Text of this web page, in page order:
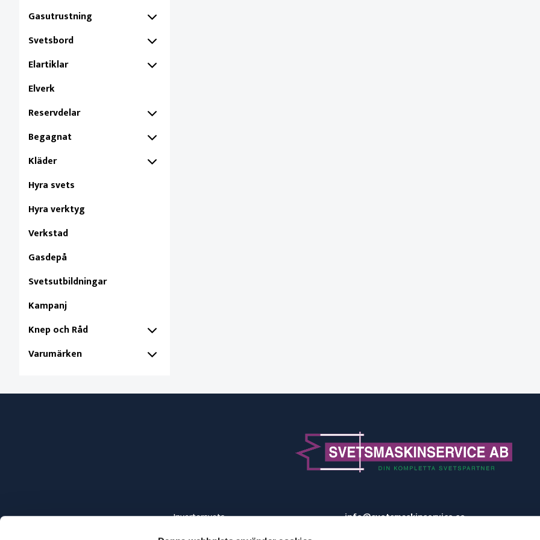
Gasutrustning
Svetsbord
Elartiklar
Elverk
Reservdelar
Begagnat
Kläder
Hyra svets
Hyra verktyg
Verkstad
Gasdepå
Svetsutbildningar
Kampanj
Knep och Råd
Varumärken
Invertersvets
info@svetsmaskinservice.se